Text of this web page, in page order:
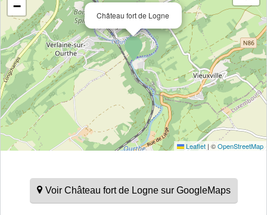
Château fort de Logne
−
Leaflet | ©OpenStreetMap
Voir Château fort de Logne sur GoogleMaps